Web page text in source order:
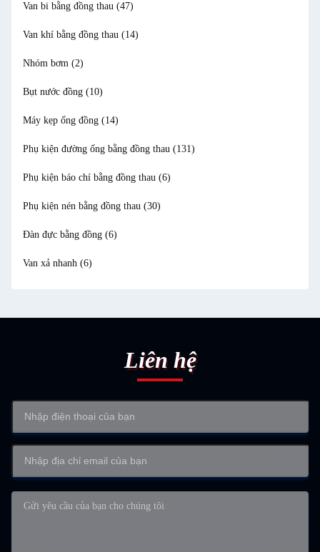
Van bi bằng đồng thau (47)
Van khí bằng đồng thau (14)
Nhóm bơm (2)
Bụt nước đồng (10)
Máy kẹp ống đồng (14)
Phụ kiện đường ống bằng đồng thau (131)
Phụ kiện báo chí bằng đồng thau (6)
Phụ kiện nén bằng đồng thau (30)
Đàn đực bằng đồng (6)
Van xả nhanh (6)
Liên hệ